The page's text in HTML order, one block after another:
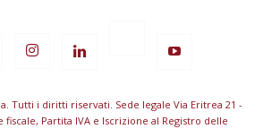
Tutti i diritti riservati. Sede legale Via Eritrea 21 -
fiscale, Partita IVA e Iscrizione al Registro delle